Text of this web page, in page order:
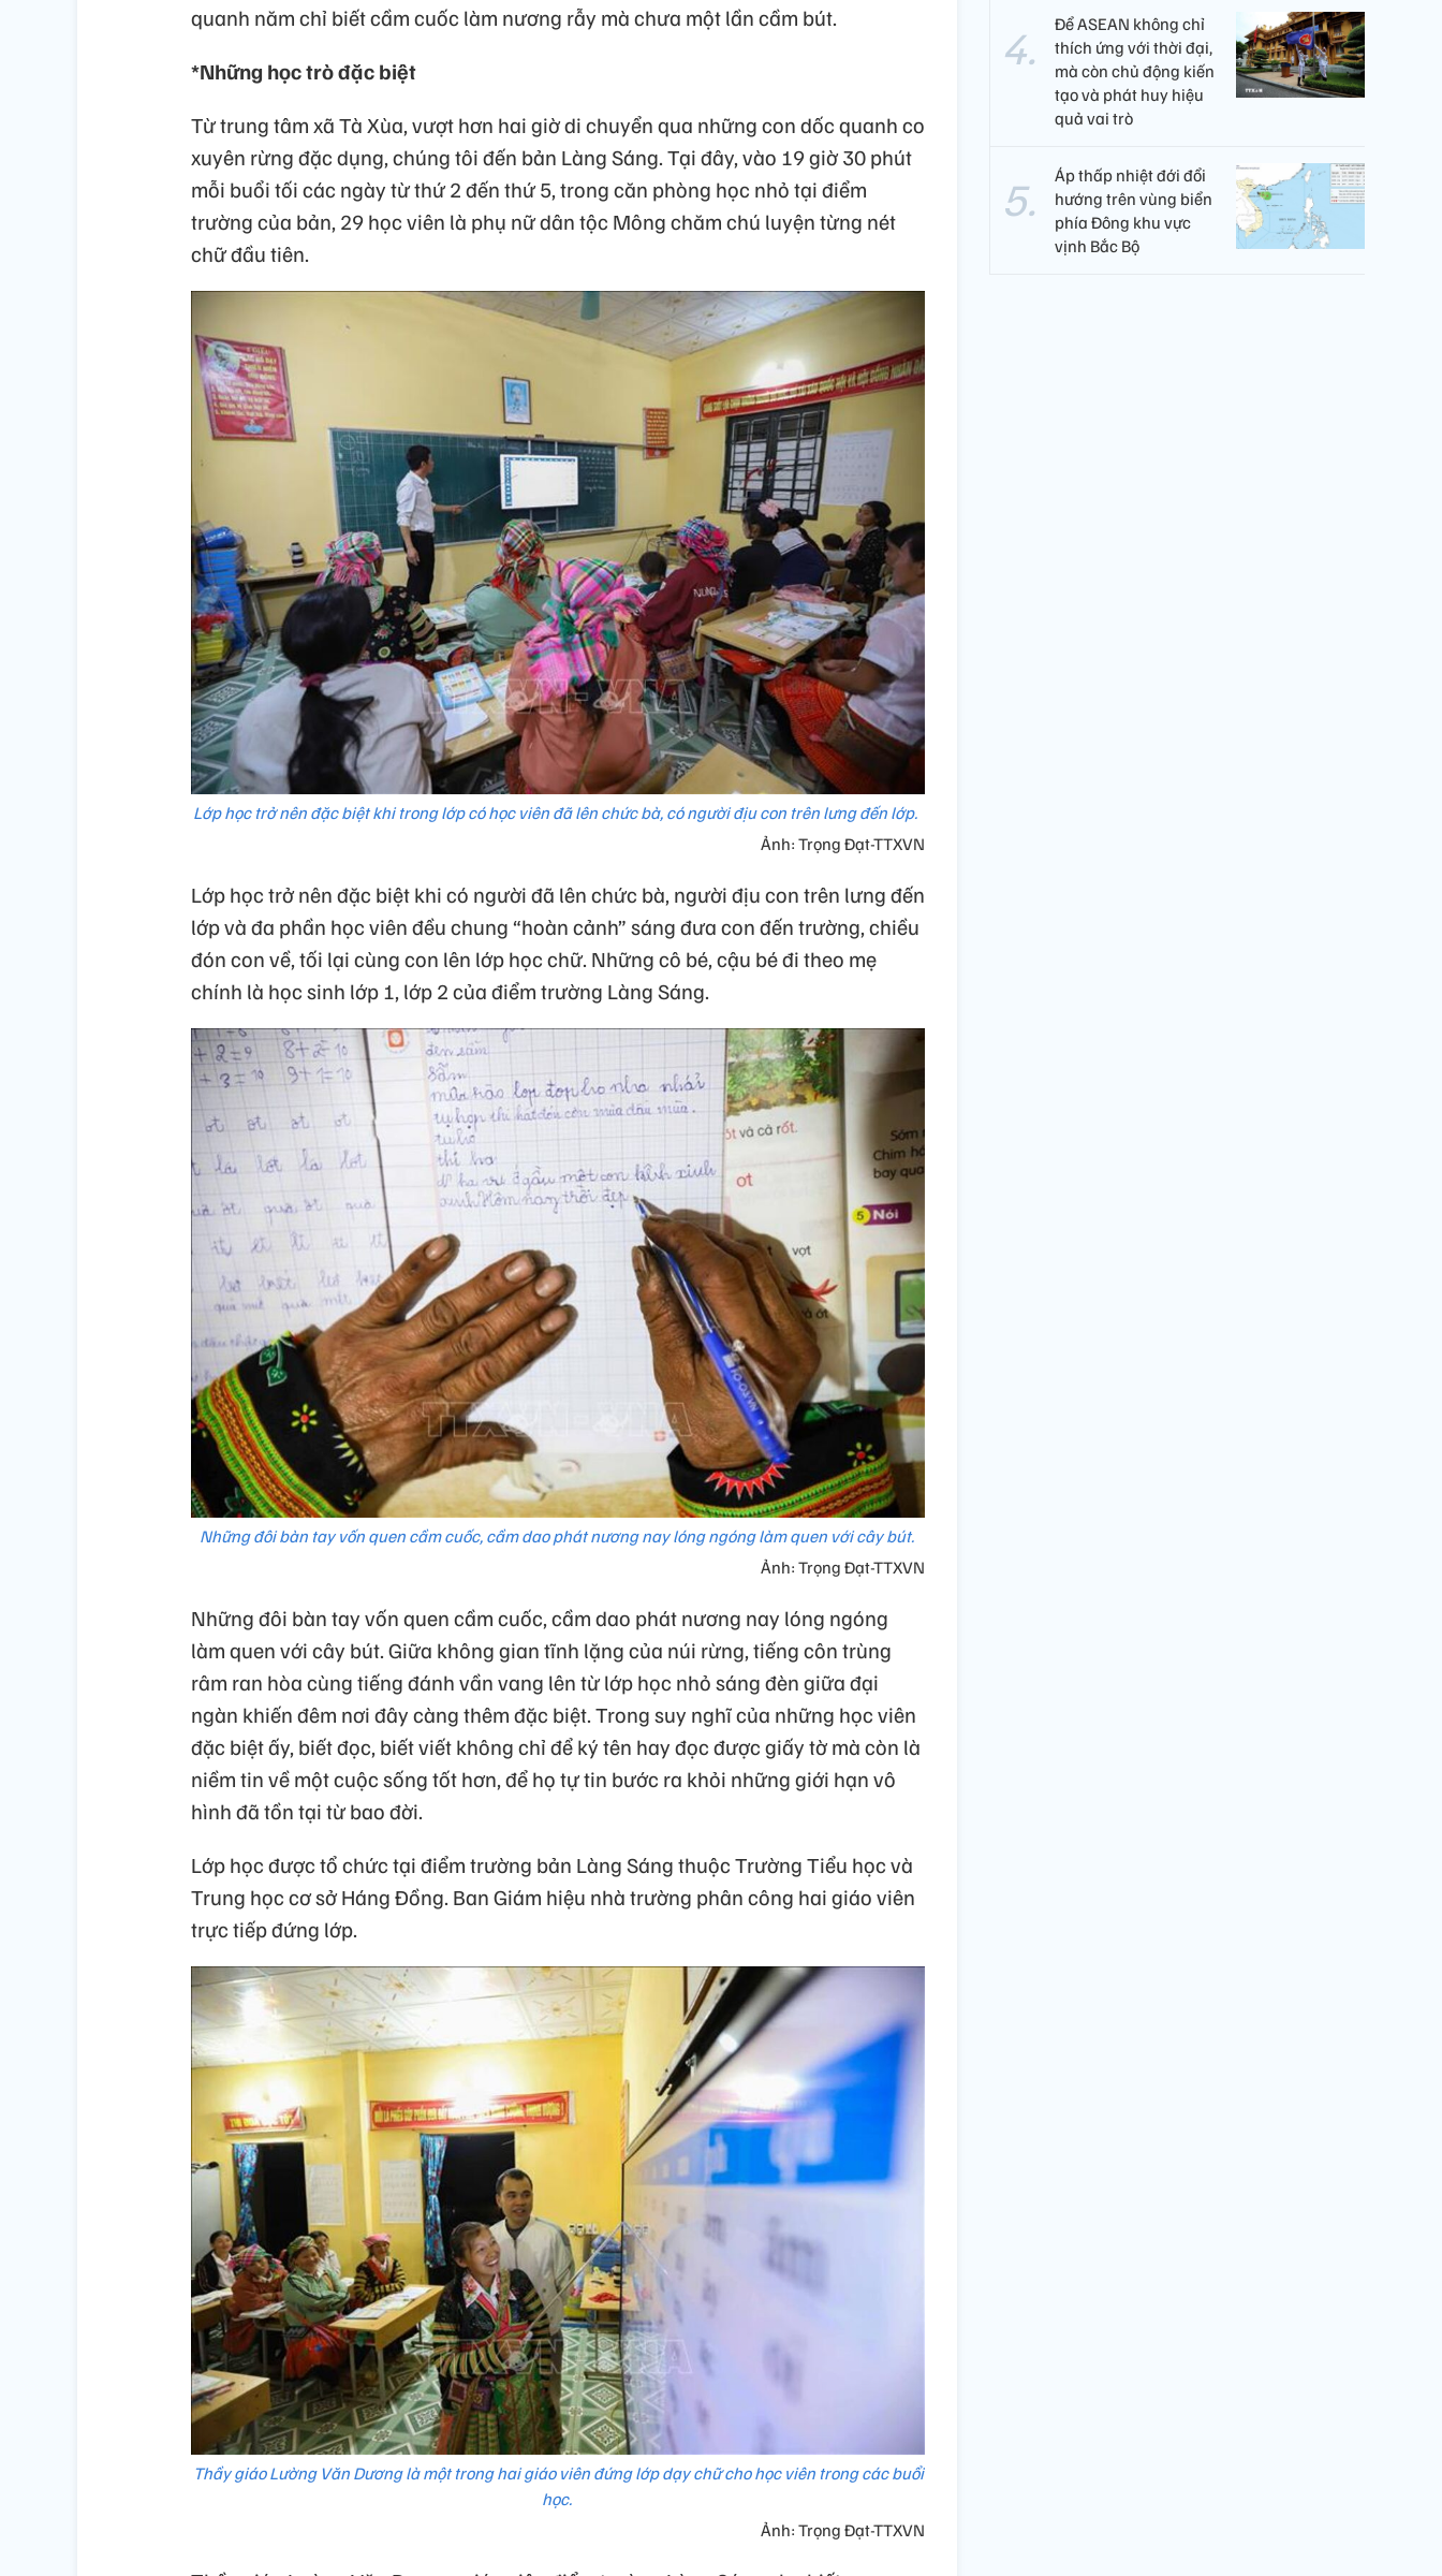
quanh năm chỉ biết cầm cuốc làm nương rẫy mà chưa một lần cầm bút.
*Những học trò đặc biệt
Từ trung tâm xã Tà Xùa, vượt hơn hai giờ di chuyển qua những con dốc quanh co
xuyên rừng đặc dụng, chúng tôi đến bản Làng Sáng. Tại đây, vào 19 giờ 30 phút
mỗi buổi tối các ngày từ thứ 2 đến thứ 5, trong căn phòng học nhỏ tại điểm
trường của bản, 29 học viên là phụ nữ dân tộc Mông chăm chú luyện từng nét
chữ đầu tiên.
Lớp học trở nên đặc biệt khi trong lớp có học viên đã lên chức bà, có người địu con trên lưng đến lớp.
Ảnh: Trọng Đạt-TTXVN
Lớp học trở nên đặc biệt khi có người đã lên chức bà, người địu con trên lưng đến
lớp và đa phần học viên đều chung “hoàn cảnh” sáng đưa con đến trường, chiều
đón con về, tối lại cùng con lên lớp học chữ. Những cô bé, cậu bé đi theo mẹ
chính là học sinh lớp 1, lớp 2 của điểm trường Làng Sáng.
Những đôi bàn tay vốn quen cầm cuốc, cầm dao phát nương nay lóng ngóng làm quen với cây bút.
Ảnh: Trọng Đạt-TTXVN
Những đôi bàn tay vốn quen cầm cuốc, cầm dao phát nương nay lóng ngóng
làm quen với cây bút. Giữa không gian tĩnh lặng của núi rừng, tiếng côn trùng
râm ran hòa cùng tiếng đánh vần vang lên từ lớp học nhỏ sáng đèn giữa đại
ngàn khiến đêm nơi đây càng thêm đặc biệt. Trong suy nghĩ của những học viên
đặc biệt ấy, biết đọc, biết viết không chỉ để ký tên hay đọc được giấy tờ mà còn là
niềm tin về một cuộc sống tốt hơn, để họ tự tin bước ra khỏi những giới hạn vô
hình đã tồn tại từ bao đời.
Lớp học được tổ chức tại điểm trường bản Làng Sáng thuộc Trường Tiểu học và
Trung học cơ sở Háng Đồng. Ban Giám hiệu nhà trường phân công hai giáo viên
trực tiếp đứng lớp.
Thầy giáo Lường Văn Dương là một trong hai giáo viên đứng lớp dạy chữ cho học viên trong các buổi
học.
Ảnh: Trọng Đạt-TTXVN
Để ASEAN không chỉ
thích ứng với thời đại,
mà còn chủ động kiến
tạo và phát huy hiệu
quả vai trò
Áp thấp nhiệt đới đổi
hướng trên vùng biển
phía Đông khu vực
vịnh Bắc Bộ